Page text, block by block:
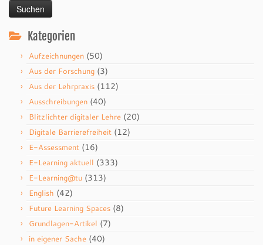
Kategorien
Aufzeichnungen (50)
Aus der Forschung (3)
Aus der Lehrpraxis (112)
Ausschreibungen (40)
Blitzlichter digitaler Lehre (20)
Digitale Barrierefreiheit (12)
E-Assessment (16)
E-Learning aktuell (333)
E-Learning@tu (313)
English (42)
Future Learning Spaces (8)
Grundlagen-Artikel (7)
in eigener Sache (40)